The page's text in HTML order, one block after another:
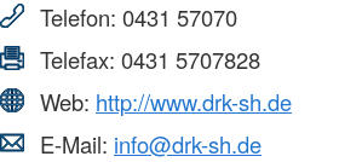
Telefon: 0431 57070
Telefax: 0431 5707828
Web: http://www.drk-sh.de
E-Mail: info@drk-sh.de